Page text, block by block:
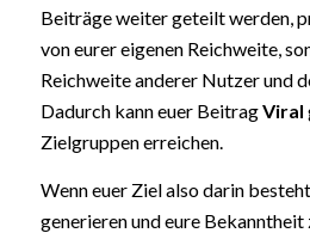
Beiträge weiter geteilt werden,
von eurer eigenen Reichweite,
Reichweite anderer Nutzer und
Dadurch kann euer BeitragViral
Zielgruppen erreichen.
Wenn euer Ziel also darin
generieren und eure